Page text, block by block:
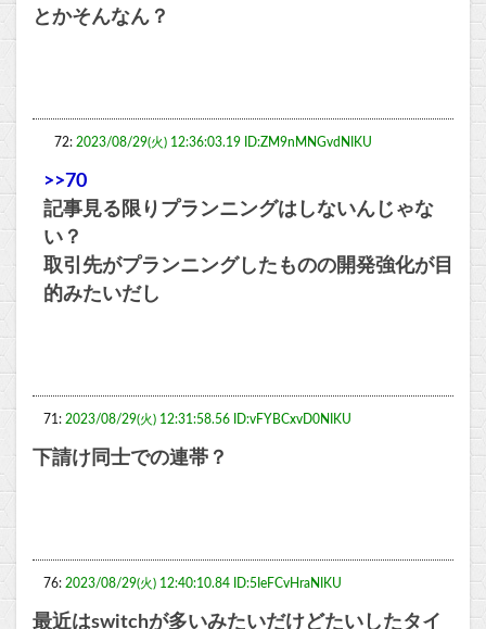
とかそんなん？
72: 2023/08/29(火) 12:36:03.19 ID:ZM9nMNGvdNIKU
>>70
記事見る限りプランニングはしないんじゃな
い？
取引先がプランニングしたものの開発強化が目
的みたいだし
71: 2023/08/29(火) 12:31:58.56 ID:vFYBCxvD0NIKU
下請け同士での連帯？
76: 2023/08/29(火) 12:40:10.84 ID:5IeFCvHraNIKU
最近はswitchが多いみたいだけどたいしたタイ